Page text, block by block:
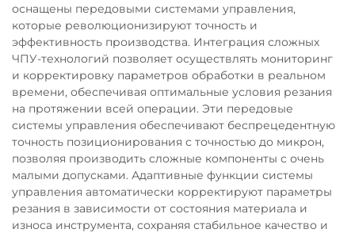
оснащены передовыми системами управления,
которые революционизируют точность и
эффективность производства. Интеграция сложных
ЧПУ-технологий позволяет осуществлять мониторинг
и корректировку параметров обработки в реальном
времени, обеспечивая оптимальные условия резания
на протяжении всей операции. Эти передовые
системы управления обеспечивают беспрецедентную
точность позиционирования с точностью до микрон,
позволяя производить сложные компоненты с очень
малыми допусками. Адаптивные функции системы
управления автоматически корректируют параметры
резания в зависимости от состояния материала и
износа инструмента, сохраняя стабильное качество и